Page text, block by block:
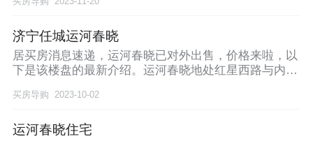
济宁任城运河春晓
居买房消息速递，运河春晓已对外出售，价格来啦，以
下是该楼盘的最新介绍。运河春晓地处红星西路与内环
买房导购 2023-10-02
运河春晓住宅